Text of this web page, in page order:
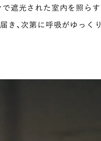
遮光された室内を照らす
き、次第に呼吸がゆっくり